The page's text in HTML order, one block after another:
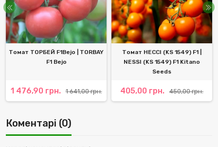
Томат ТОРБЕЙ F1Bejo | TORBAY
F1 Bejo
1 476,90 грн. 1 641,00 грн.
Томат НЕССІ (KS 1549) F1 |
NESSI (KS 1549) F1 Kitano
Seeds
405,00 грн. 450,00 грн.
Коментарі (0)